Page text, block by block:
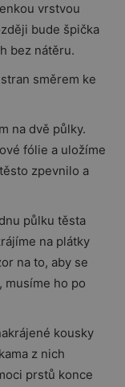
vrstvou
bude špička
bez nátěru.
směrem ke
na dvě půlky.
fólie a uložíme
zpevnilo a
půlku těsta
na plátky
na to, aby se
musíme ho po
kousky
z nich
prstů konce